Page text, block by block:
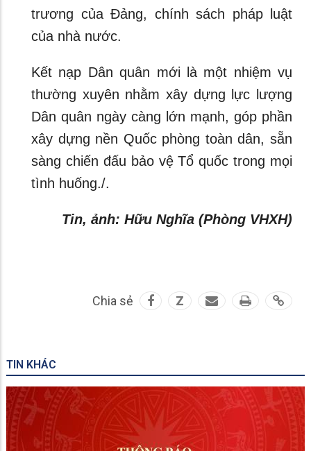
trương của Đảng, chính sách pháp luật
của nhà nước.
Kết nạp Dân quân mới là một nhiệm vụ
thường xuyên nhằm xây dựng lực lượng
Dân quân ngày càng lớn mạnh, góp phần
xây dựng nền Quốc phòng toàn dân, sẵn
sàng chiến đấu bảo vệ Tổ quốc trong mọi
tình huống./.
Tin, ảnh: Hữu Nghĩa (Phòng VHXH)
Chia sẻ Z
TIN KHÁC